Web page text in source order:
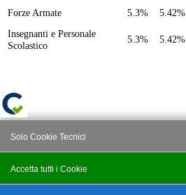
Forze Armate
5.3% 5.42%
Insegnanti e Personale
Scolastico
5.3% 5.42%
Accetta tutti i Cookie
Solo Cookie Tecnici
Salva